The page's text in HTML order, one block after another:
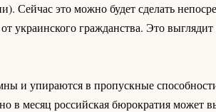
Сейчас это можно будет сделать
украинского гражданства. Это выглядит
и упираются в пропускные
в месяц российская бюрократия может